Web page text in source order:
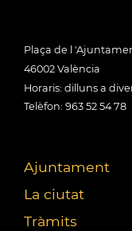
Plaça de l
46002 València
Horaris: dilluns a
Telèfon: 963 52 54 78
Ajuntament
La ciutat
Tràmits